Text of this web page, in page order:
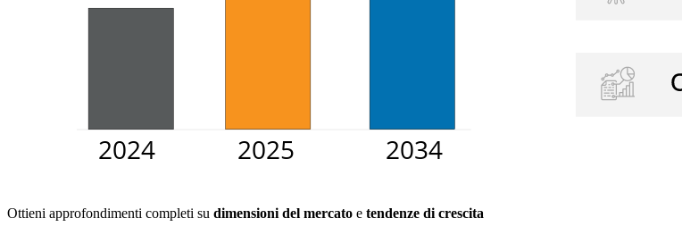
Ottieni approfondimenti completi su dimensioni del mercato e tendenze di crescita